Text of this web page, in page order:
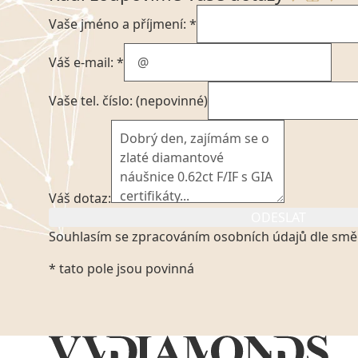
Vaše jméno a příjmení: *
Váš e-mail: *
Vaše tel. číslo: (nepovinné)
Váš dotaz:
Souhlasím se zpracováním osobních údajů dle
Kliknutím na výše uvedený odkaz, v souladu se
platném znění výslovně souhlasím se zpracováním
VVDiamonds s.r.o., IČO: 05892481, jako správci
* tato pole jsou povinná